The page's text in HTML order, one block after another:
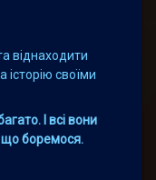
віднаходити
історію своїми
І всі вони
що боремося.